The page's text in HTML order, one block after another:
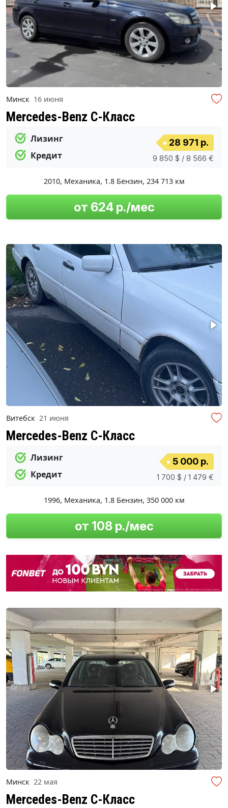
Минск 16 июня
Mercedes-Benz C-Класс
Лизинг
Кредит
28 971 р.
9 850 $ / 8 566 €
2010, Механика, 1.8 Бензин, 234 713 км
от 624 р./мес
Витебск 21 июня
Mercedes-Benz C-Класс
Лизинг
Кредит
5 000 р.
1 700 $ / 1 479 €
1996, Механика, 1.8 Бензин, 350 000 км
от 108 р./мес
Минск 22 мая
Mercedes-Benz C-Класс